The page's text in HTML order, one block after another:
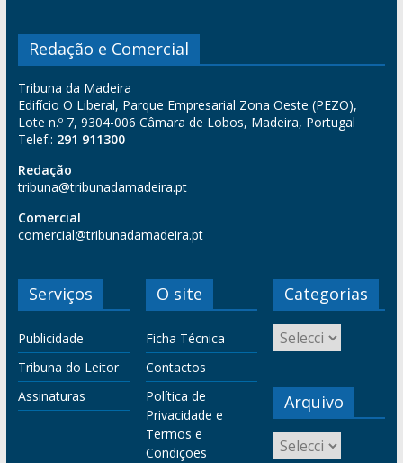
Redação e Comercial
Tribuna da Madeira
Edifício O Liberal, Parque Empresarial Zona Oeste (PEZO),
Lote n.º 7, 9304-006 Câmara de Lobos, Madeira, Portugal
Telef.: 291 911300
Redação
tribuna@tribunadamadeira.pt
Comercial
comercial@tribunadamadeira.pt
Serviços
Publicidade
Tribuna do Leitor
Assinaturas
O site
Ficha Técnica
Contactos
Política de
Privacidade e
Termos e
Condições
Categorias
Arquivo